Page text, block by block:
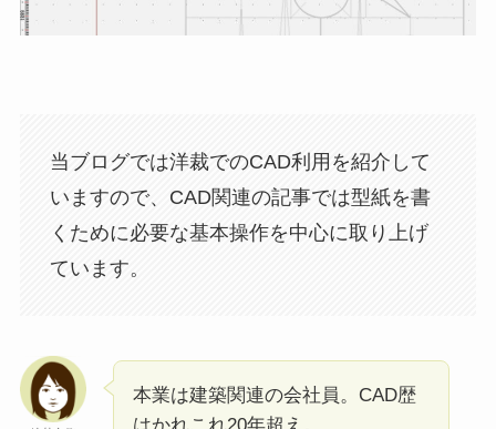
当ブログでは洋裁でのCAD利用を紹介して
いますので、CAD関連の記事では型紙を書
くために必要な基本操作を中心に取り上げ
ています。
本業は建築関連の会社員。CAD歴